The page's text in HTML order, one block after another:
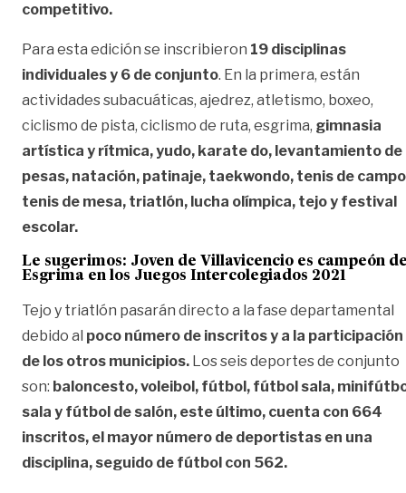
competitivo.
Para esta edición se inscribieron 19 disciplinas
individuales y 6 de conjunto. En la primera, están
actividades subacuáticas, ajedrez, atletismo, boxeo,
ciclismo de pista, ciclismo de ruta, esgrima, gimnasia
artística y rítmica, yudo, karate do, levantamiento de
pesas, natación, patinaje, taekwondo, tenis de
tenis de mesa, triatlón, lucha olímpica, tejo y festival
escolar.
Le sugerimos: Joven de Villavicencio es campeón
Esgrima en los Juegos Intercolegiados 2021
Tejo y triatlón pasarán directo a la fase departamental
debido al poco número de inscritos y a la participación
de los otros municipios. Los seis deportes de conjunto
son: baloncesto, voleibol, fútbol, fútbol sala,
sala y fútbol de salón, este último, cuenta con 664
inscritos, el mayor número de deportistas en una
disciplina, seguido de fútbol con 562.